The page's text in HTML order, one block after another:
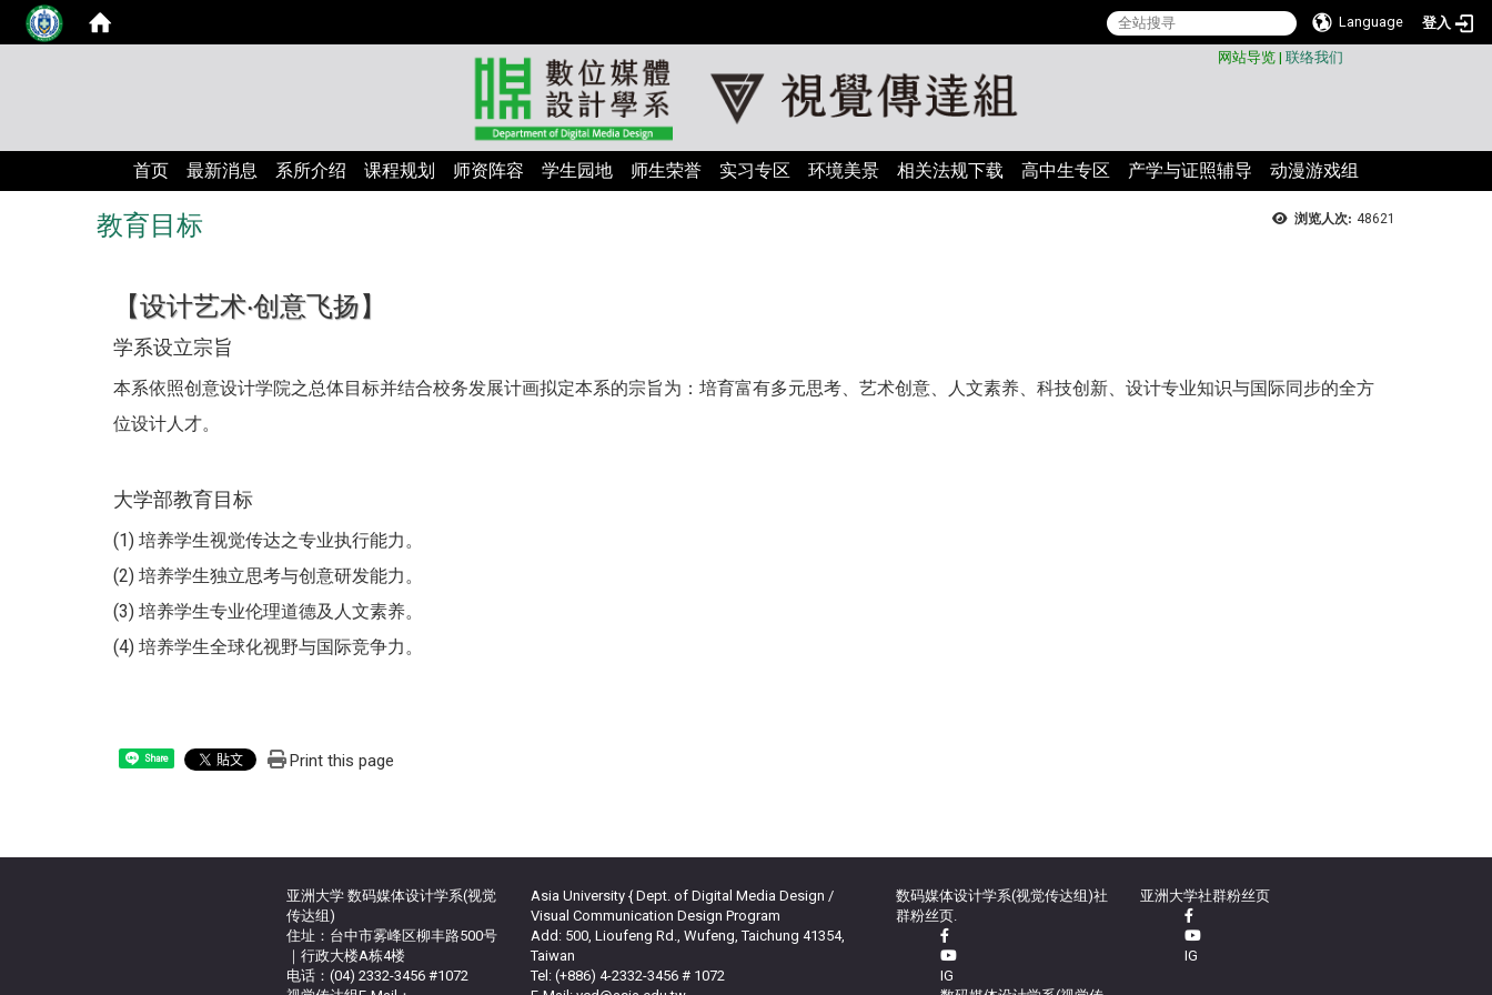
Language
登入
网站导览| 联络我们
首页 最新消息 系所介绍 课程规划 师资阵容 学生园地 师生荣誉 实习专区 环境美景 相关法规下载 高中生专区 产学与证照辅导 动漫游戏组
浏览人次: 48621
教育目标
【设计艺术‧创意飞扬】
学系设立宗旨
本系依照创意设计学院之总体目标并结合校务发展计画拟定本系的宗旨为：培育富有多元思考、艺术创意、人文素养、科技创新、设计专业知识与国际同步的全方
位设计人才。
大学部教育目标
(1) 培养学生视觉传达之专业执行能力。
(2) 培养学生独立思考与创意研发能力。
(3) 培养学生专业伦理道德及人文素养。
(4) 培养学生全球化视野与国际竞争力。
Share Print this page
亚洲大学 数码媒体设计学系(视觉
传达组)
住址：台中市雾峰区柳丰路500号
｜行政大楼A栋4楼
电话：(04) 2332-3456 #1072
Asia University { Dept. of Digital Media Design /
Visual Communication Design Program
Add: 500, Lioufeng Rd., Wufeng, Taichung 41354,
Taiwan
Tel: (+886) 4-2332-3456 # 1072
数码媒体设计学系(视觉传达组)社
群粉丝页.
IG
亚洲大学社群粉丝页
IG